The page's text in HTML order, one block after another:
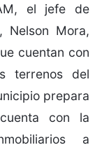
el jefe de
Nelson Mora,
cuentan con
terrenos del
prepara
con la
a